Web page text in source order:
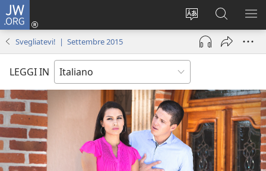
JW.ORG
Modificare
lingua
Accedi
(apre
nuova
finestra)
Cerca
in
JW.ORG
Svegliatevi! | Settembre 2015
LEGGI IN